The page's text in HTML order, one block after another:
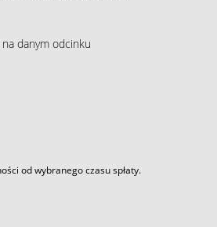
danym odcinku
od wybranego czasu spłaty.